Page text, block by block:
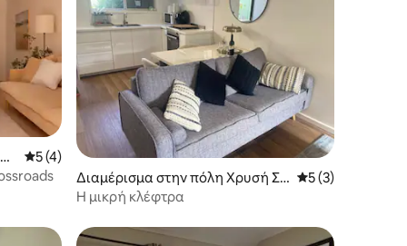
Μέση βαθμολογία: 5 στα 5, 4 κριτικές
5 (4)
Διαμέρισμα στην πόλη Χρυσή Ση
μείο
Μέση
5 (3)
Η μικρή κλέφτρα